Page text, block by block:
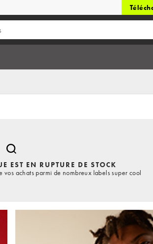
EST EN RUPTURE DE STOCK
vos achats parmi de nombreux labels super cool